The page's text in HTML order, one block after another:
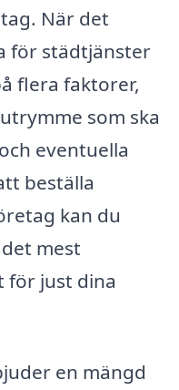
När det
för städtjänster
flera faktorer,
som ska
eventuella
beställa
kan du
mest
för just dina
en mängd